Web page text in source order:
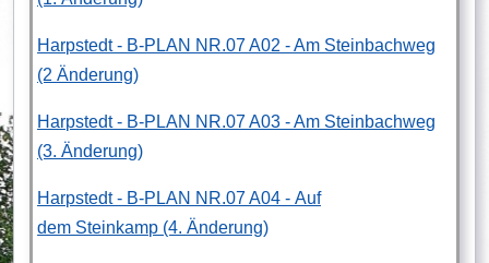
Harpstedt - B-PLAN NR.07 A02 - Am Steinbachweg
(2 Änderung)
Harpstedt - B-PLAN NR.07 A03 - Am Steinbachweg
(3. Änderung)
Harpstedt - B-PLAN NR.07 A04 - Auf
dem Steinkamp (4. Änderung)